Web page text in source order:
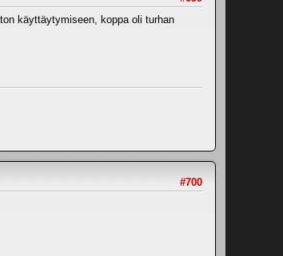
käyttäytymiseen, koppa oli turhan
#700